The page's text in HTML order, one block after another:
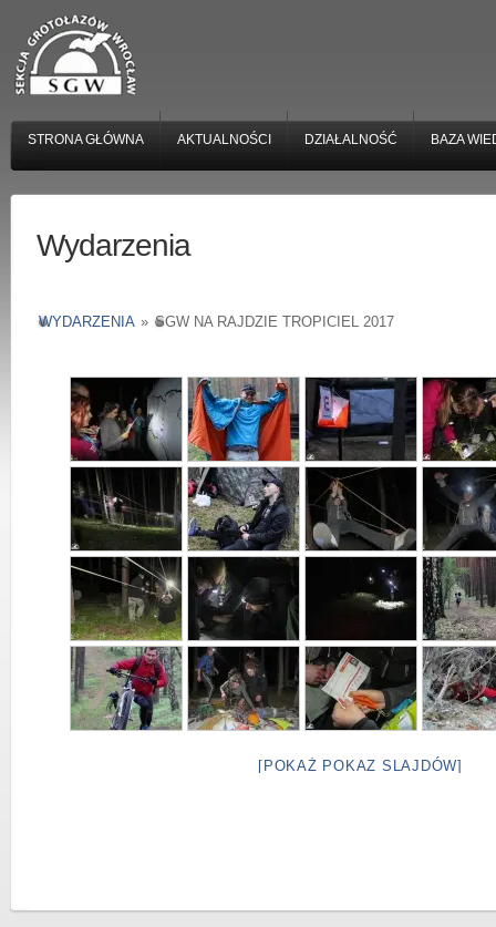
STRONA GŁÓWNA AKTUALNOŚCI DZIAŁALNOŚĆ BAZA
Wydarzenia
WYDARZENIA » SGW NA RAJDZIE TROPICIEL 2017
[POKAŻ POKAZ SLAJDÓW]